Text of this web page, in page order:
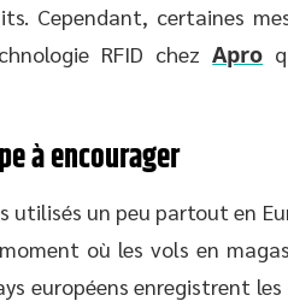
Cependant, certaines
RFID chezApro
à encourager
un peu partout en
où les vols en
européens enregistrent